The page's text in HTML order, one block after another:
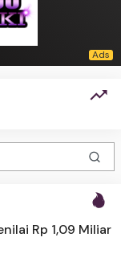
Rp 1,09 Miliar